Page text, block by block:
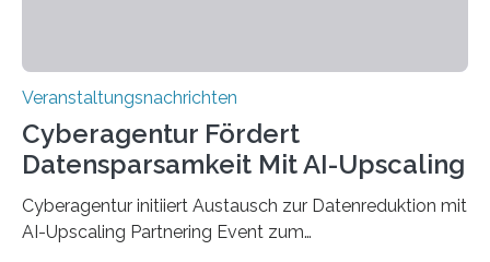
Veranstaltungsnachrichten
Cyberagentur Fördert
Datensparsamkeit Mit AI-Upscaling
Cyberagentur initiiert Austausch zur Datenreduktion mit
AI-Upscaling Partnering Event zum